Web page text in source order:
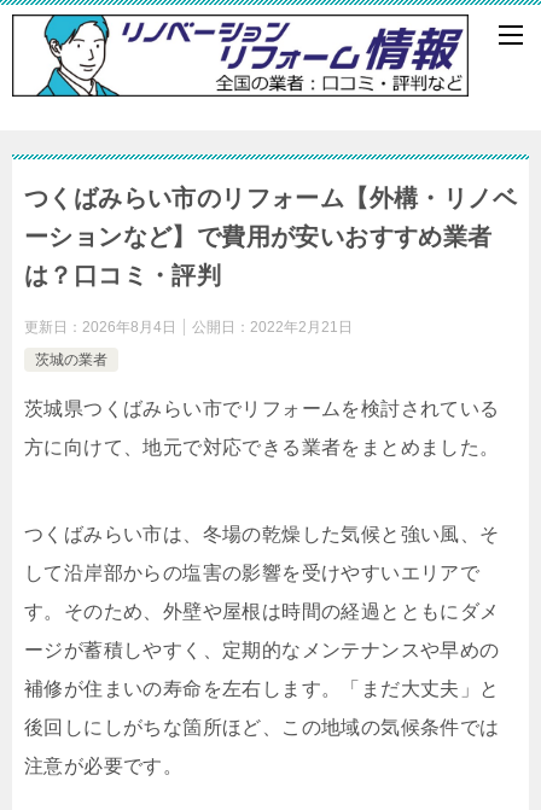
つくばみらい市のリフォーム【外構・リノベ
ーションなど】で費用が安いおすすめ業者
は？口コミ・評判
更新日： 2026年8月4日 公開日： 2022年2月21日
茨城の業者
茨城県つくばみらい市でリフォームを検討されている
方に向けて、地元で対応できる業者をまとめました。
つくばみらい市は、冬場の乾燥した気候と強い風、そ
して沿岸部からの塩害の影響を受けやすいエリアで
す。そのため、外壁や屋根は時間の経過とともにダメ
ージが蓄積しやすく、定期的なメンテナンスや早めの
補修が住まいの寿命を左右します。「まだ大丈夫」と
後回しにしがちな箇所ほど、この地域の気候条件では
注意が必要です。